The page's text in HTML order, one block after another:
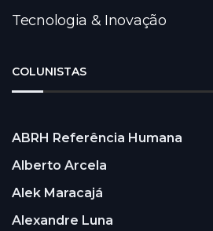
Tecnologia & Inovação
COLUNISTAS
ABRH Referência Humana
Alberto Arcela
Alek Maracajá
Alexandre Luna